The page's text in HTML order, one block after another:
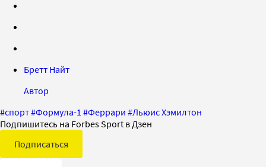
Бретт Найт
Автор
#спорт#Формула-1 #Феррари #Льюис Хэмилтон
Подпишитесь на Forbes Sport в Дзен
Подписаться